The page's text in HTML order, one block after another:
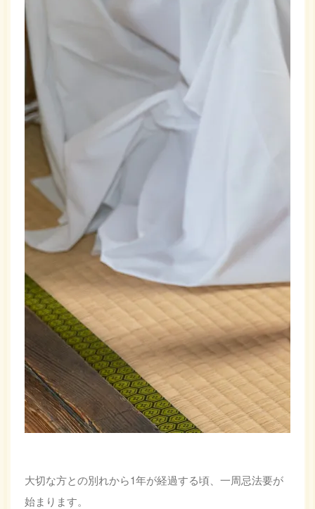
大切な方との別れから1年が経過する頃、一周忌法要が
始まります。